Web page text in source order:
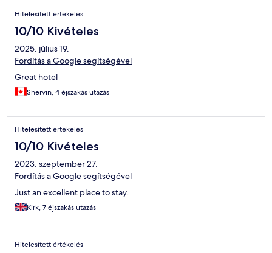
Értékelések
Hitelesített értékelés
10/10 Kivételes
2025. július 19.
Fordítás a Google segítségével
Great hotel
Shervin, 4 éjszakás utazás
Hitelesített értékelés
10/10 Kivételes
2023. szeptember 27.
Fordítás a Google segítségével
Just an excellent place to stay.
Kirk, 7 éjszakás utazás
Hitelesített értékelés